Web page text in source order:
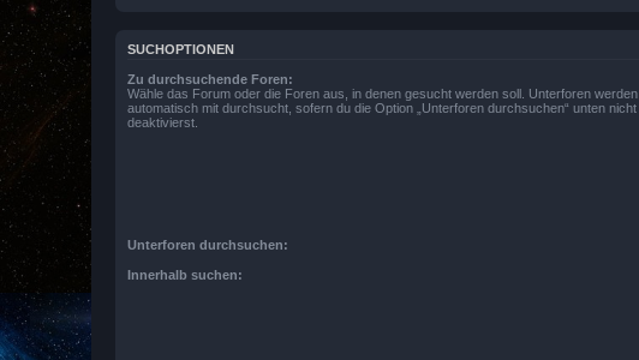
SUCHOPTIONEN
Zu durchsuchende Foren:
Wähle das Forum oder die Foren aus, in denen gesucht werden soll. Unterforen werden
automatisch mit durchsucht, sofern du die Option „Unterforen durchsuchen“ unten nicht
deaktivierst.
Unterforen durchsuchen:
Innerhalb suchen: